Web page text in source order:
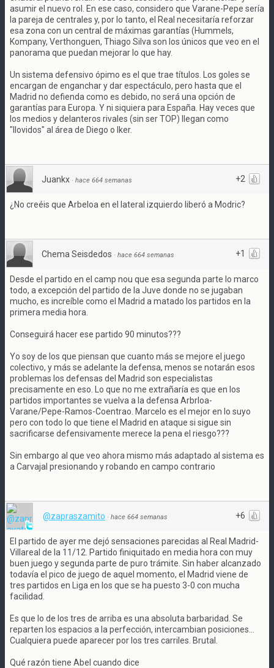
asumir el nuevo rol. En ese caso, considero que Varane-Pepe sería
la pareja de centrales y, por lo tanto, el Real necesitaría reforzar
esa zona con un central de máximas garantías (Hummels,
Kompany, Verthonguen, Thiago Silva son los únicos que veo en el
panorama que puedan mejorar lo que hay.
Un sistema defensivo ópimo es el que trae títulos. Los goles se
encargan de enganchar y dar espectáculo, pero hasta que el
Madrid no defienda como es debido, no será una opción de
garantías para Europa. Y ni siquiera para España. Hay veces que
los medios y delanteros rivales (sin ser TOP) llegan como
"llovidos" al área de Diego o Iker.
+2
Juankx · hace 664 semanas
¿No creéis que Arbeloa en el lateral izquierdo liberó a Modric?
+1
Chema Seisdedos · hace 664 semanas
Desde el partido en el camp nou que esa segunda parte lo marco
todo, a excepción del partido de la Juve donde no se jugaban
mucho, es increíble como el Madrid a matado los partidos en la
primera media hora.
Conseguirá hacer ese partido 90 minutos???
Yo soy de los que piensan que cuanto más se mejore el juego
colectivo, y más se adelante la defensa, menos se notarán esos
problemas los defensas del Madrid son especialistas
precisamente en eso. Lo que no me extrañaría es que en los
partidos importantes se vuelva a la defensa Arbrloa-
Varane/Pepe-Ramos-Coentrao. Marcelo es el mejor en lo suyo
pero con todo lo que tiene el Madrid en ataque si sigue sin
sacrificarse defensivamente merece la pena el riesgo???
Sin embargo al que veo ahora mismo más adaptado al sistema es
a Carvajal presionando y robando en campo contrario
+6
@zapraszamito · hace 664 semanas
El partido de ayer me dejó sensaciones parecidas al Real Madrid-
Villareal de la 11/12. Partido finiquitado en media hora con muy
buen juego y segunda parte de puro trámite. Sin haber alcanzado
todavía el pico de juego de aquel momento, el Madrid viene de
tres partidos en Liga en los que se ha puesto 3-0 con mucha
facilidad.
Es que lo de los tres de arriba es una absoluta barbaridad. Se
reparten los espacios a la perfección, intercambian posiciones...
Cualquiera puede aparecer por los tres carriles. Brutal.
Qué razón tiene Abel cuando dice